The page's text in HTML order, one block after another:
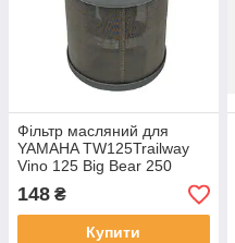
Фільтр масляний для
YAMAHA TW125Trailway
Vino 125 Big Bear 250
OEM 3UH-13440-00-00
5H0-13440-00-00 5H0-
13440-09-00 3UH-E3440-
148 ₴
Купити